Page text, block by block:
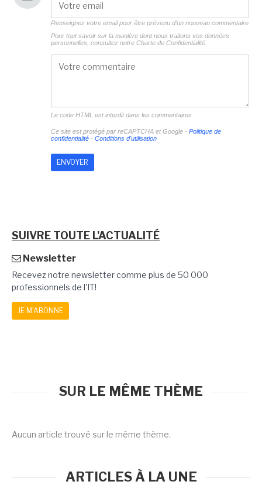
Renseignez votre email pour être prévenu d'un nouveau commentaire
Pour tout savoir sur la manière dont nous traitons vos données
personnelles, consultez notre Charte de Confidentialité.
Le code HTML est interdit dans les commentaires
Ce site est protégé par reCAPTCHA et Google - Politique de
confidentialité- Conditions d'utilisation
SUIVRE TOUTE L'ACTUALITÉ
Newsletter
Recevez notre newsletter comme plus de 50 000
professionnels de l'IT!
JE M'ABONNE
SUR LE MÊME THÈME
Aucun article trouvé sur le même thème.
ARTICLES À LA UNE